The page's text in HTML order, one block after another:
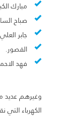
مبارك
صباح
جابر
القصور.
فهد
وغيرهم عديد
الكهرباء